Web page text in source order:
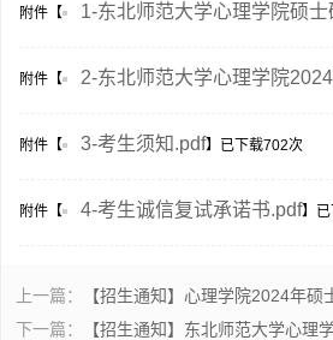
附件【 1-东北师范大学心理学院硕
附件【 2-东北师范大学心理学院
附件【 3-考生须知.pdf】已下载702次
附件【 4-考生诚信复试承诺书.pdf】
上一篇：
【招生通知】心理学院2024年
下一篇：
【招生通知】东北师范大学心